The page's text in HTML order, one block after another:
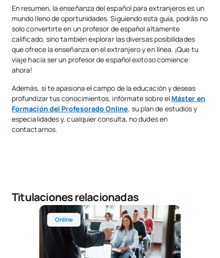
En resumen, la enseñanza del español para extranjeros es un
mundo lleno de oportunidades. Siguiendo esta guía, podrás no
solo convertirte en un profesor de español altamente
calificado, sino también explorar las diversas posibilidades
que ofrece la enseñanza en el extranjero y en línea. ¡Que tu
viaje hacia ser un profesor de español exitoso comience
ahora!
Además, si te apasiona el campo de la educación y deseas
profundizar tus conocimientos, infórmate sobre el Máster en
Formación del Profesorado Online, su plan de estudios y
especialidades y, cualquier consulta, no dudes en
contactarnos.
Titulaciones relacionadas
Online
Máster Universitario en ELE: Enseñanza de